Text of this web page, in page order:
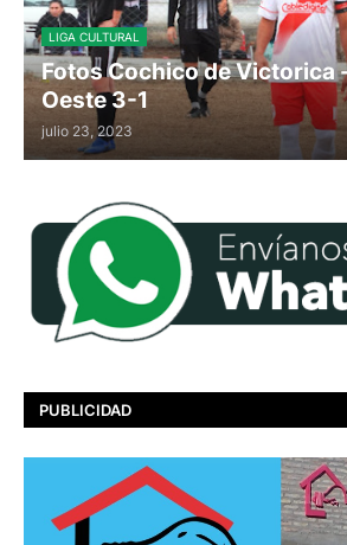
LIGA CULTURAL
Fotos Cochico de Victorica
Oeste 3-1
julio 23, 2023
PUBLICIDAD